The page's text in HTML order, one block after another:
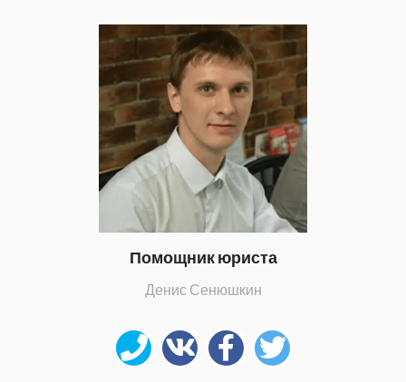
Помощник юриста
Денис Сенюшкин